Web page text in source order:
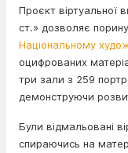
Проєкт віртуальної
ст.» дозволяє
Національному
оцифрованих
три зали з 259
демонструючи
Були відмальовані
спираючись на